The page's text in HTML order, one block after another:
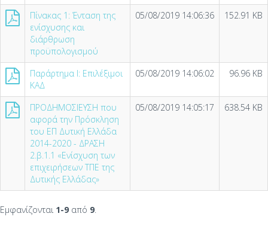
Πίνακας 1: Ένταση της
ενίσχυσης και
διάρθρωση
προϋπολογισμού
05/08/2019 14:06:36 152.91 KB
Παράρτημα I: Επιλέξιμοι
ΚΑΔ
05/08/2019 14:06:02 96.96 KB
ΠΡΟΔΗΜΟΣΙΕΥΣΗ που
αφορά την Πρόσκληση
του ΕΠ Δυτική Ελλάδα
2014-2020 - ΔΡΑΣΗ
2.β.1.1 «Ενίσχυση των
επιχειρήσεων ΤΠΕ της
Δυτικής Ελλάδας»
05/08/2019 14:05:17 638.54 KB
Εμφανίζονται 1-9 από 9.